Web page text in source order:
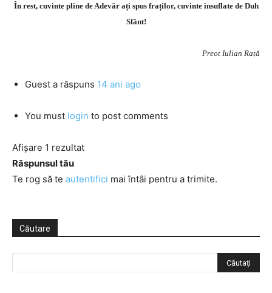
În rest, cuvinte pline de Adevăr ați spus fraților, cuvinte insuflate de Duh
Sfânt!
Preot Iulian Rață
Guest a răspuns 14 ani ago
You must login to post comments
Afișare 1 rezultat
Răspunsul tău
Te rog să te autentifici mai întâi pentru a trimite.
Căutare